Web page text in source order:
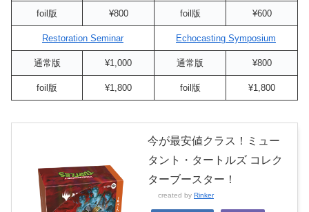
foil版 ¥800 foil版 ¥600
Restoration Seminar Echocasting Symposium
通常版 ¥1,000 通常版 ¥800
foil版 ¥1,800 foil版 ¥1,800
今が最安値クラス！ミュー
タント・タートルズ コレク
ターブースター！
created by Rinker